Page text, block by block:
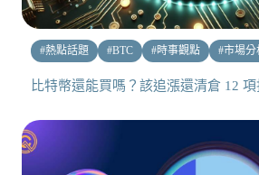
#熱點話題 #BTC #時事觀點 #市場分
比特幣還能買嗎？該追漲還清倉 12